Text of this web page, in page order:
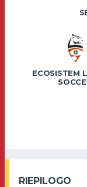
ECOSISTEM
RIEPILOGO